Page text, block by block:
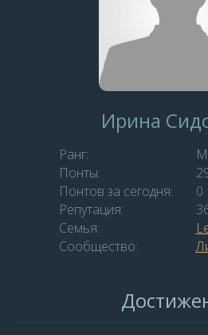
Ирина
Ранг:
Понты:
Понтов за сегодня:
0
Репутация:
Семья:
Сообщество: